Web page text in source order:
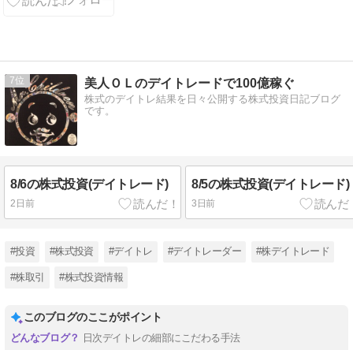
7 美人ＯＬのデイトレードで100億稼ぐ
株式のデイトレ結果を日々公開する株式投資日記ブログ
です。
8/6の株式投資(デイトレード)
2日前
8/5の株式投資(デイトレード)
3日前
#投資 #株式投資 #デイトレ #デイトレーダー #株デイトレード
#株取引 #株式投資情報
このブログのここがポイント
日次デイトレの細部にこだわる手法